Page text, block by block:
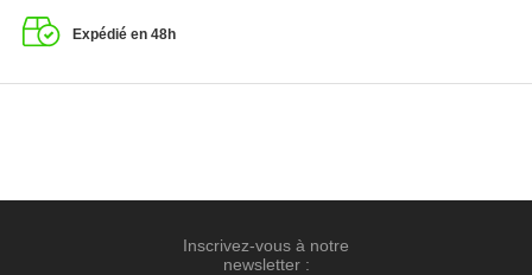
Expédié en 48h
Inscrivez-vous à notre
newsletter :